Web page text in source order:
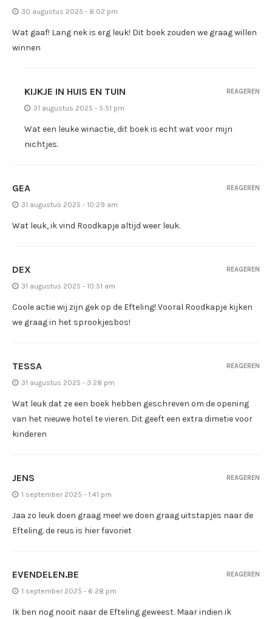
30 augustus 2025 - 8:02 pm
Wat gaaf! Lang nek is erg leuk! Dit boek zouden we graag willen
winnen
KIJKJE IN HUIS EN TUIN
31 augustus 2025 - 5:51 pm
Wat een leuke winactie, dit boek is echt wat voor mijn
nichtjes.
REAGEREN
GEA
31 augustus 2025 - 10:29 am
Wat leuk, ik vind Roodkapje altijd weer leuk.
REAGEREN
DEX
31 augustus 2025 - 10:51 am
Coole actie wij zijn gek op de Efteling! Vooral Roodkapje kijken
we graag in het sprookjesbos!
REAGEREN
TESSA
31 augustus 2025 - 3:28 pm
Wat leuk dat ze een boek hebben geschreven om de opening
van het nieuwe hotel te vieren. Dit geeft een extra dimetie voor
kinderen
REAGEREN
JENS
1 september 2025 - 1:41 pm
Jaa zo leuk doen graag mee! we doen graag uitstapjes naar de
Efteling. de reus is hier favoriet
REAGEREN
EVENDELEN.BE
1 september 2025 - 6:28 pm
Ik ben nog nooit naar de Efteling geweest. Maar indien ik
REAGEREN